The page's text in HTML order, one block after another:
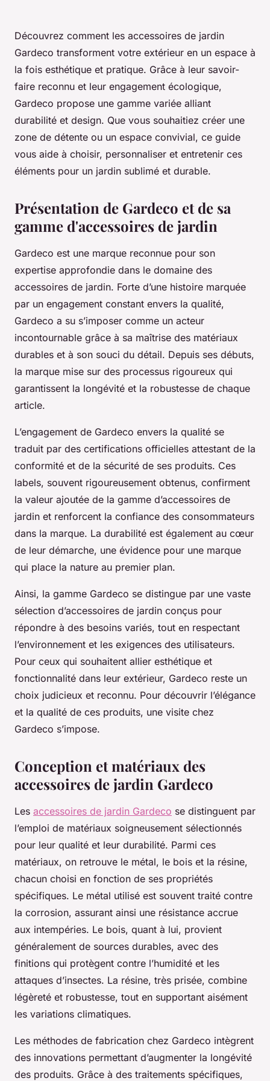
Découvrez comment les accessoires de jardin
Gardeco transforment votre extérieur en un espace à
la fois esthétique et pratique. Grâce à leur savoir-
faire reconnu et leur engagement écologique,
Gardeco propose une gamme variée alliant
durabilité et design. Que vous souhaitiez créer une
zone de détente ou un espace convivial, ce guide
vous aide à choisir, personnaliser et entretenir ces
éléments pour un jardin sublimé et durable.
Présentation de Gardeco et de sa
gamme d'accessoires de jardin
Gardeco est une marque reconnue pour son
expertise approfondie dans le domaine des
accessoires de jardin. Forte d’une histoire marquée
par un engagement constant envers la qualité,
Gardeco a su s’imposer comme un acteur
incontournable grâce à sa maîtrise des matériaux
durables et à son souci du détail. Depuis ses débuts,
la marque mise sur des processus rigoureux qui
garantissent la longévité et la robustesse de chaque
article.
L’engagement de Gardeco envers la qualité se
traduit par des certifications officielles attestant de la
conformité et de la sécurité de ses produits. Ces
labels, souvent rigoureusement obtenus, confirment
la valeur ajoutée de la gamme d’accessoires de
jardin et renforcent la confiance des consommateurs
dans la marque. La durabilité est également au cœur
de leur démarche, une évidence pour une marque
qui place la nature au premier plan.
Ainsi, la gamme Gardeco se distingue par une vaste
sélection d’accessoires de jardin conçus pour
répondre à des besoins variés, tout en respectant
l’environnement et les exigences des utilisateurs.
Pour ceux qui souhaitent allier esthétique et
fonctionnalité dans leur extérieur, Gardeco reste un
choix judicieux et reconnu. Pour découvrir l’élégance
et la qualité de ces produits, une visite chez
Gardeco s’impose.
Conception et matériaux des
accessoires de jardin Gardeco
Les accessoires de jardin Gardeco se distinguent par
l’emploi de matériaux soigneusement sélectionnés
pour leur qualité et leur durabilité. Parmi ces
matériaux, on retrouve le métal, le bois et la résine,
chacun choisi en fonction de ses propriétés
spécifiques. Le métal utilisé est souvent traité contre
la corrosion, assurant ainsi une résistance accrue
aux intempéries. Le bois, quant à lui, provient
généralement de sources durables, avec des
finitions qui protègent contre l’humidité et les
attaques d’insectes. La résine, très prisée, combine
légèreté et robustesse, tout en supportant aisément
les variations climatiques.
Les méthodes de fabrication chez Gardeco intègrent
des innovations permettant d’augmenter la longévité
des produits. Grâce à des traitements spécifiques,